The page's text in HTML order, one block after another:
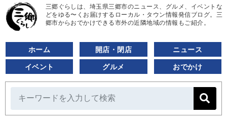
三郷ぐらしは、埼玉県三郷市のニュース、グルメ、イベントな
どをゆる〜くお届けするローカル・タウン情報発信ブログ。三
郷市からおでかけできる市外の近隣地域の情報もご紹介。
ホーム 開店・閉店 ニュース
イベント グルメ おでかけ